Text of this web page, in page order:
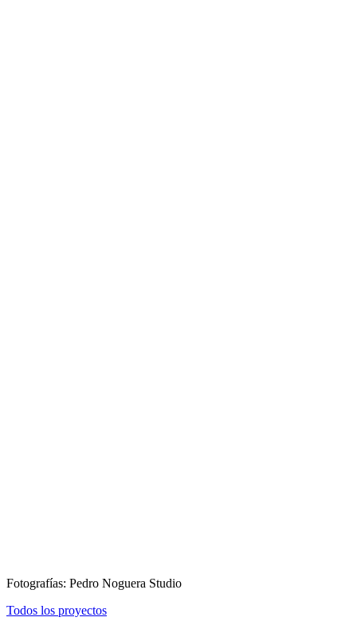
Fotografías: Pedro Noguera Studio
Todos los proyectos